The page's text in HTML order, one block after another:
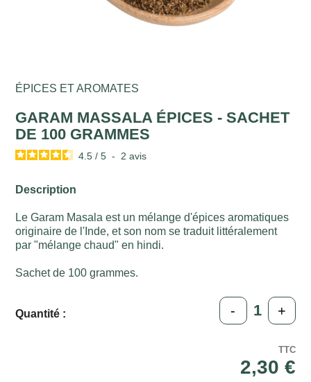
ÉPICES ET AROMATES
GARAM MASSALA ÉPICES - SACHET
DE 100 GRAMMES
4.5 / 5 - 2avis
Description
Le Garam Masala est un mélange d'épices aromatiques
originaire de l'Inde, et son nom se traduit littéralement
par "mélange chaud" en hindi.
Sachet de 100 grammes.
Quantité : - +
TTC
2,30 €